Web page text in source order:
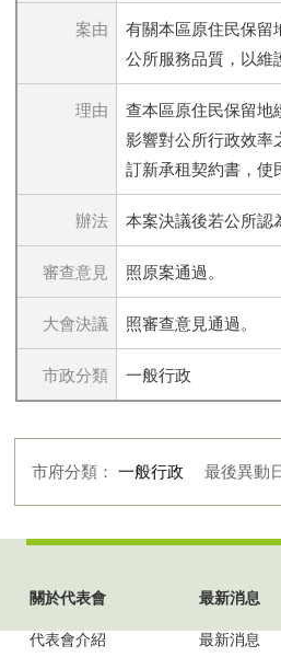
案由
有關本區原住民保留
公所服務品質，以維
理由
查本區原住民保留地
影響對公所行政效率
訂新承租契約書，使
辦法 本案決議後若公所認
審查意見 照原案通過。
大會決議 照審查意見通過。
市政分類 一般行政
市府分類： 一般行政 最後異動
關於代表會
代表會介紹
最新消息
最新消息